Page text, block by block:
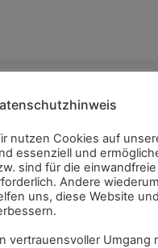
nutzen Cookies auf
essenziell und
sind für die
Andere
uns, diese Website
vertrauensvoller Umgang